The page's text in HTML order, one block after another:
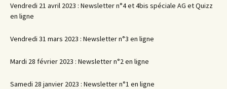
Vendredi 21 avril 2023 : Newsletter n°4 et 4bis spéciale AG et Quizz
en ligne
Vendredi 31 mars 2023 : Newsletter n°3 en ligne
Mardi 28 février 2023 : Newsletter n°2 en ligne
Samedi 28 janvier 2023 : Newsletter n°1 en ligne